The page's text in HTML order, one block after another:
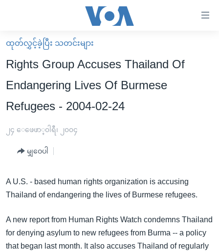
လွယ်ကူ
စေ
သည့်
များ
ပင်မ
ကြည့်
ရန်
အ
ညွန်း
စာမျက်နှာ
မူလစာမျက်နှာ
မြန်မာ
ကမ္ဘာ့သတင်းများ
နိုင်ငံတကာ
အစ္စရေး-ပါလက်စတိုင်း
ဗွီဒီယို
အင်္ဂလိပ်စာလေ့လာမယ်
မကြေးမုံရဲ့ အင်္ဂလိပ်စာ
ရေဒီယို
ရေဒီယိုနှင့်ရုပ်သံ အချက်အလက်များ
Learning English
ထုတ်လွှင့်ခဲ့ပြီး သတင်းများ
Rights Group Accuses Thailand Of
Endangering Lives Of Burmese
Refugees - 2004-02-24
၂၄ ေဖေဖာ္၀ါရီ၊ ၂၀၀၄
မျှဝေပါ
A U.S. - based human rights organization is accusing
Thailand of endangering the lives of Burmese refugees.
A new report from Human Rights Watch condemns Thailand
for denying asylum to new refugees from Burma -- a policy
that began last month. It also accuses Thailand of regularly